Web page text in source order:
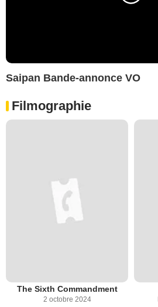
Saipan Bande-annonce VO
Filmographie
The Sixth Commandment
2 octobre 2024